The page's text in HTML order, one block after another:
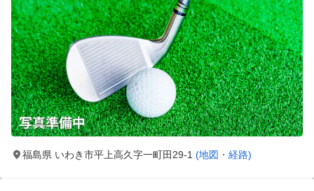
福島県 いわき市平上高久字一町田29-1 (地図・経路)